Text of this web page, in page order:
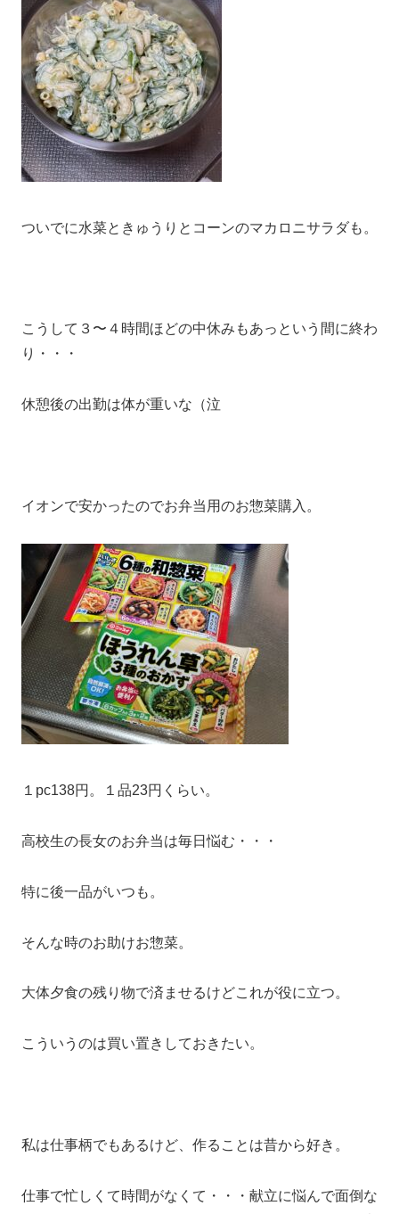
ついでに水菜ときゅうりとコーンのマカロニサラダも。
こうして３〜４時間ほどの中休みもあっという間に終わ
り・・・
休憩後の出勤は体が重いな（泣
イオンで安かったのでお弁当用のお惣菜購入。
１pc138円。１品23円くらい。
高校生の長女のお弁当は毎日悩む・・・
特に後一品がいつも。
そんな時のお助けお惣菜。
大体夕食の残り物で済ませるけどこれが役に立つ。
こういうのは買い置きしておきたい。
私は仕事柄でもあるけど、作ることは昔から好き。
仕事で忙しくて時間がなくて・・・献立に悩んで面倒な